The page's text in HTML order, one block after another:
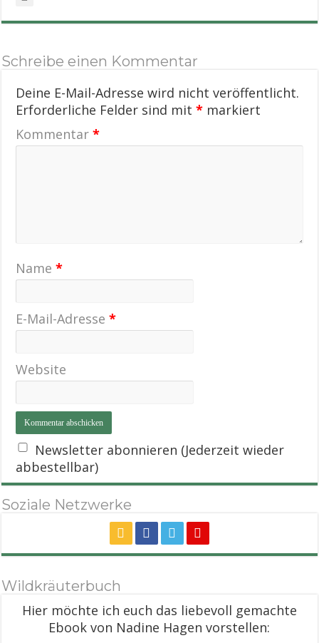
Schreibe einen Kommentar
Deine E-Mail-Adresse wird nicht veröffentlicht.
Erforderliche Felder sind mit* markiert
Kommentar*
Name*
E-Mail-Adresse*
Website
Newsletter abonnieren (Jederzeit wieder
abbestellbar)
Soziale Netzwerke
Wildkräuterbuch
Hier möchte ich euch das liebevoll gemachte
Ebook von Nadine Hagen vorstellen: